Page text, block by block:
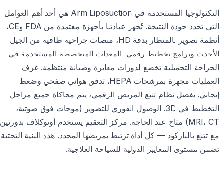
التكنولوجيا المستخدمة في Arm Liposuction هي أحد أهم العوامل
التي تحدد جودة النتيجة. تُجهز عيادتنا بأجهزة معتمدة من FDA وCE،
أنظمة تصوير بالمنظار بدقة HD، منصات جراحية طاقية من الجيل
الأحدث وبرامج تخطيط رقمي. المعدات المتخصصة المستخدمة في
الجراحة التجميلية تخضع لدورات معايرة وصيانة منتظمة. غرف
العمليات مجهزة بمرشحات HEPA، تدفق هوائي صفحي وضغط
إيجابي. بفضل نظام تتبع المريض الرقمي، يتم محاكاة جميع مراحل
التخطيط في 3D. الوصول الفوري للتصوير (موجات فوق صوتية،
MRI، CT) متاح عند الحاجة. مركز التعقيم يستخدم أوتوكلاف بدورتين
مع تتبع بالباركود — كل أداة ترتبط بمريضها المحدد. هذه البنية التحتية
تضمن مستوى المعايير الدولية للسياحة العلاجية.